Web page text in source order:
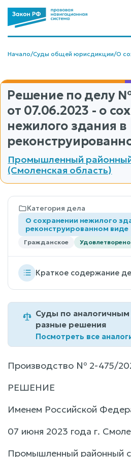
Начало/Суды общей юрисдикции/О
Решение по делу №
от 07.06.2023 - о
нежилого здания в
Промышленный
(Смоленская область)
Категория дела
О сохранении нежилого
реконструированном виде
Гражданское Удовлетворено
Краткое содержание
Суды по
разные решения
Посмотреть все
Производство № 2-475/
РЕШЕНИЕ
Именем Российской
07 июня 2023 года г.
Промышленный районный